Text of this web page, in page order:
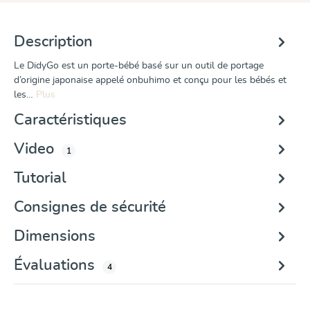
Description
Le DidyGo est un porte-bébé basé sur un outil de portage
d’origine japonaise appelé onbuhimo et conçu pour les bébés et
les… Plus
Caractéristiques
Video
1
Tutorial
Consignes de sécurité
Dimensions
Évaluations
4